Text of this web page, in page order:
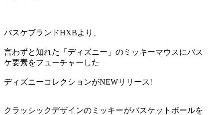
バスケブランドHXBより、
言わずと知れた「ディズニー」のミッキーマウスにバス
ケ要素をフューチャーした
ディズニーコレクションがNEWリリース!
クラッシックデザインのミッキーがバスケットボールを